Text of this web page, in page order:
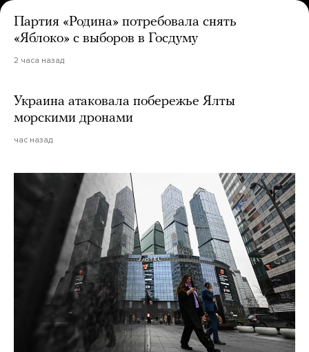
Партия «Родина» потребовала снять
«Яблоко» с выборов в Госдуму
2 часа назад
Украина атаковала побережье Ялты
морскими дронами
час назад